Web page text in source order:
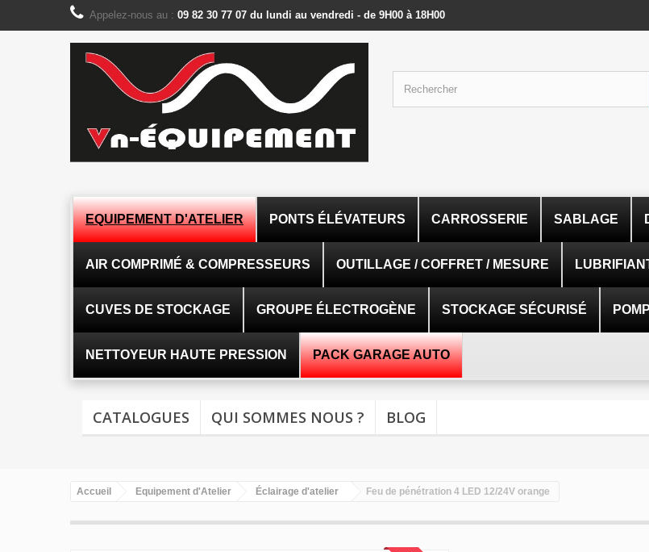
Panneau de gestion des cookies
Appelez-nous au : 09 82 30 77 07 du lundi au vendredi - de 9H00 à 18H00
EQUIPEMENT D'ATELIER PONTS ÉLÉVATEURS CARROSSERIE SABLAGE
AIR COMPRIMÉ & COMPRESSEURS OUTILLAGE / COFFRET / MESURE
CUVES DE STOCKAGE GROUPE ÉLECTROGÈNE STOCKAGE SÉCURISÉ
NETTOYEUR HAUTE PRESSION PACK GARAGE AUTO
CATALOGUES QUI SOMMES NOUS ? BLOG
Accueil Equipement d'Atelier Éclairage d'atelier Feu de pénétration 4 LED 12/24V orange